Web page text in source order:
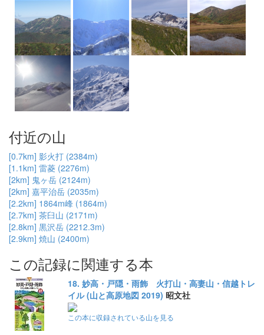
付近の山
[0.7km] 影火打 (2384m)
[1.1km] 雷菱 (2276m)
[2km] 鬼ヶ岳 (2124m)
[2km] 嘉平治岳 (2035m)
[2.2km] 1864m峰 (1864m)
[2.7km] 茶臼山 (2171m)
[2.8km] 黒沢岳 (2212.3m)
[2.9km] 焼山 (2400m)
この記録に関連する本
18. 妙高・戸隠・雨飾 火打山・高妻山・信越トレ
イル (山と高原地図 2019) 昭文社
この本に収録されている山を見る